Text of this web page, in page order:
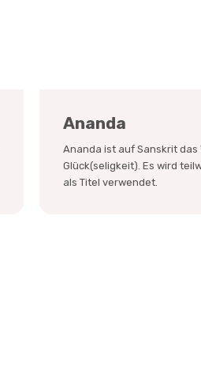
Ananda
Ananda ist auf Sanskrit das
Glück(seligkeit). Es wird
als Titel verwendet.